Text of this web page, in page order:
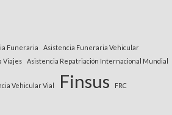
Funeraria
Asistencia Funeraria Vehicular
Viajes Asistencia Repatriación Internacional Mundial
Vehicular Vial Finsus FRC